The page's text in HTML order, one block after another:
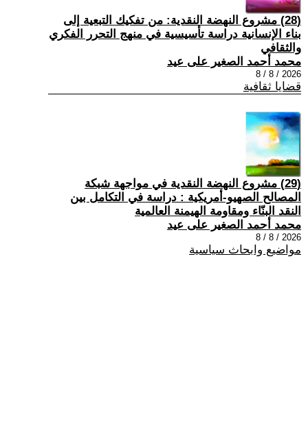
(28) مشروع النهضة النقدية: من تفكيك التبعية إلى
بناء الإنسانية دراسة تأسيسية في منهج التحرر الفكري
والثقافي
محمد أحمد الصغير على عيد
2026 / 8 / 8
قضايا ثقافية
(29) مشروع النهضة النقدية في مواجهة شبكة
المصالح الصهيو-أمريكية : دراسة في التكامل بين
النقد البنّاء ومقاومة الهيمنة العالمية
محمد أحمد الصغير على عيد
2026 / 8 / 8
مواضيع وابحاث سياسية